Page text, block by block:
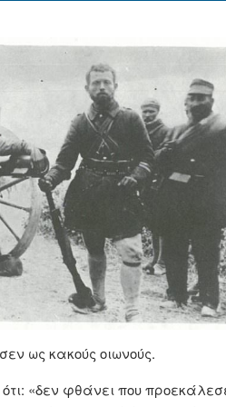
ως κακούς οιωνούς.
«δεν φθάνει που